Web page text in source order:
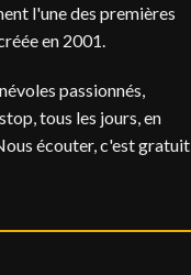
l'une des premières
en 2001.
passionnés,
tous les jours, en
écouter, c'est gratuit